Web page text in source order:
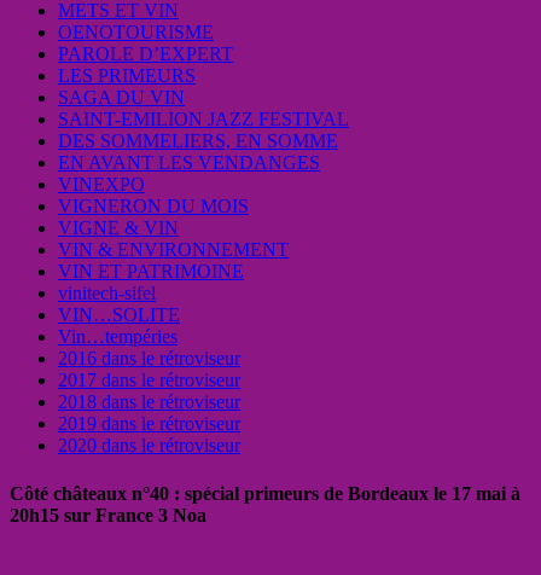
METS ET VIN
OENOTOURISME
PAROLE D’EXPERT
LES PRIMEURS
SAGA DU VIN
SAINT-EMILION JAZZ FESTIVAL
DES SOMMELIERS, EN SOMME
EN AVANT LES VENDANGES
VINEXPO
VIGNERON DU MOIS
VIGNE & VIN
VIN & ENVIRONNEMENT
VIN ET PATRIMOINE
vinitech-sifel
VIN…SOLITE
Vin…tempéries
2016 dans le rétroviseur
2017 dans le rétroviseur
2018 dans le rétroviseur
2019 dans le rétroviseur
2020 dans le rétroviseur
Côté châteaux n°40 : spécial primeurs de Bordeaux le 17 mai à
20h15 sur France 3 Noa